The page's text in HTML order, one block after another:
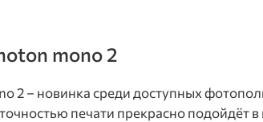
mono 2
2 – новинка среди доступных
печати прекрасно подойдёт